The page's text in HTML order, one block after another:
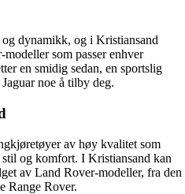
og dynamikk, og i Kristiansand
som passer enhver
en smidig sedan, en sportslig
noe å tilby deg.
av høy kvalitet som
og komfort. I Kristiansand kan
av Land Rover-modeller, fra den
Range Rover.